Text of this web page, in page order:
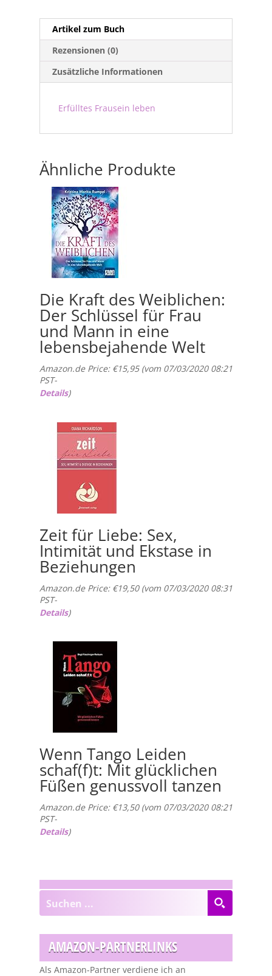
Artikel zum Buch
Rezensionen (0)
Zusätzliche Informationen
Erfülltes Frausein leben
Ähnliche Produkte
Die Kraft des Weiblichen:
Der Schlüssel für Frau
und Mann in eine
lebensbejahende Welt
Amazon.de Price: €15,95(vom 07/03/2020 08:21
PST-
Details)
Zeit für Liebe: Sex,
Intimität und Ekstase in
Beziehungen
Amazon.de Price: €19,50(vom 07/03/2020 08:31
PST-
Details)
Wenn Tango Leiden
schaf(f)t: Mit glücklichen
Füßen genussvoll tanzen
Amazon.de Price: €13,50(vom 07/03/2020 08:21
PST-
Details)
AMAZON-PARTNERLINKS
Als Amazon-Partner verdiene ich an